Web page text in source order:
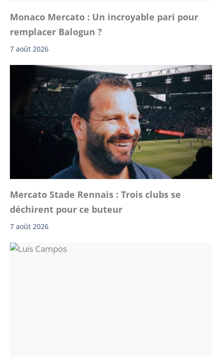
Monaco Mercato : Un incroyable pari pour
remplacer Balogun ?
7 août 2026
Mercato Stade Rennais : Trois clubs se
déchirent pour ce buteur
7 août 2026